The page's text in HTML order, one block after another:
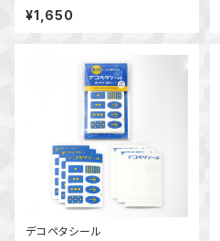
¥1,650
デコペタシール